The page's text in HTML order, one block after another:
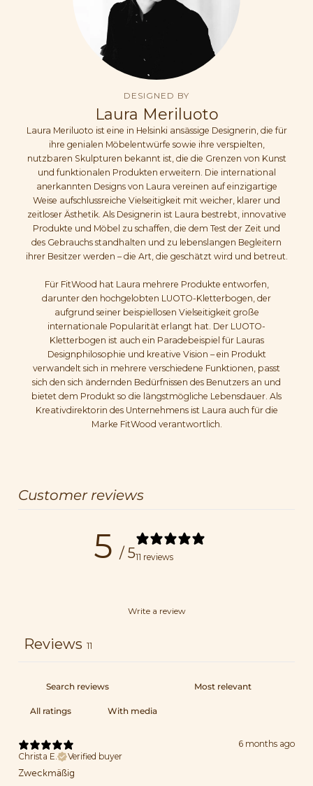
DESIGNED BY
Laura Meriluoto
Laura Meriluoto ist eine in Helsinki ansässige Designerin, die für
ihre genialen Möbelentwürfe sowie ihre verspielten,
nutzbaren Skulpturen bekannt ist, die die Grenzen von Kunst
und funktionalen Produkten erweitern. Die international
anerkannten Designs von Laura vereinen auf einzigartige
Weise aufschlussreiche Vielseitigkeit mit weicher, klarer und
zeitloser Ästhetik. Als Designerin ist Laura bestrebt, innovative
Produkte und Möbel zu schaffen, die dem Test der Zeit und
des Gebrauchs standhalten und zu lebenslangen Begleitern
ihrer Besitzer werden – die Art, die geschätzt wird und betreut.
Für FitWood hat Laura mehrere Produkte entworfen,
darunter den hochgelobten LUOTO-Kletterbogen, der
aufgrund seiner beispiellosen Vielseitigkeit große
internationale Popularität erlangt hat. Der LUOTO-
Kletterbogen ist auch ein Paradebeispiel für Lauras
Designphilosophie und kreative Vision – ein Produkt
verwandelt sich in mehrere verschiedene Funktionen, passt
sich den sich ändernden Bedürfnissen des Benutzers an und
bietet dem Produkt so die längstmögliche Lebensdauer. Als
Kreativdirektorin des Unternehmens ist Laura auch für die
Marke FitWood verantwortlich.
Customer reviews
5 / 511 reviews
Write a review
Reviews 11
With media
6 months ago
Christa E.
Verified buyer
Zweckmäßig